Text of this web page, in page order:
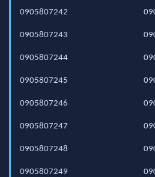
0905807242
0905807243
0905807244
0905807245
0905807246
0905807247
0905807248
0905807249